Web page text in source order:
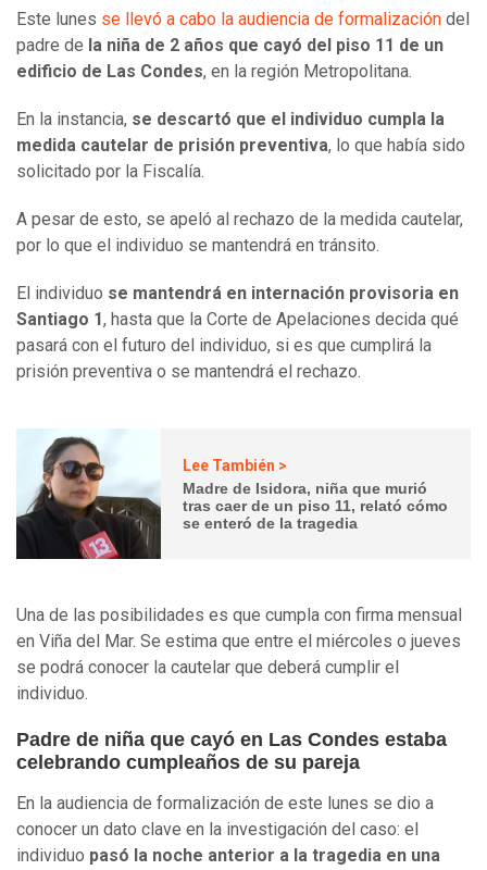
Este lunes se llevó a cabo la audiencia de formalización del
padre de la niña de 2 años que cayó del piso 11 de un
edificio de Las Condes, en la región Metropolitana.
En la instancia, se descartó que el individuo cumpla la
medida cautelar de prisión preventiva, lo que había sido
solicitado por la Fiscalía.
A pesar de esto, se apeló al rechazo de la medida cautelar,
por lo que el individuo se mantendrá en tránsito.
El individuo se mantendrá en internación provisoria en
Santiago 1, hasta que la Corte de Apelaciones decida qué
pasará con el futuro del individuo, si es que cumplirá la
prisión preventiva o se mantendrá el rechazo.
Lee También >
Madre de Isidora, niña que murió
tras caer de un piso 11, relató cómo
se enteró de la tragedia
Una de las posibilidades es que cumpla con firma mensual
en Viña del Mar. Se estima que entre el miércoles o jueves
se podrá conocer la cautelar que deberá cumplir el
individuo.
Padre de niña que cayó en Las Condes estaba
celebrando cumpleaños de su pareja
En la audiencia de formalización de este lunes se dio a
conocer un dato clave en la investigación del caso: el
individuo pasó la noche anterior a la tragedia en una